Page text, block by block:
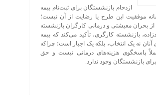
ازدحام بازنشستگان برای ثبت‌نام بیمه
موفقیت این طرح یا رضایت از آن نیست؛
از بحران معیشتی و درمانی کارگران بازنشسته
بازنشسته کارگری، تأکید می‌کند که بیمه
آنان نه یک انتخاب، بلکه یک اجبار است؛ چراکه
پاسخگوی هزینه‌های درمانی نیست و حق
بازنشستگان وجود ندارد.